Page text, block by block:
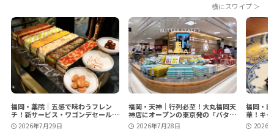
福岡・薬院｜五感で味わうフレン
チ！新サービス・ワゴンデセールで
選ぶ楽しさをプラス
2026年7月29日
福岡・天神｜行列必至！大丸福岡天
神店にオープンの東京発の「バター
ステイツ by銀のぶどう」
2026年7月28日
福岡・
華！キ
KARIN-
2026